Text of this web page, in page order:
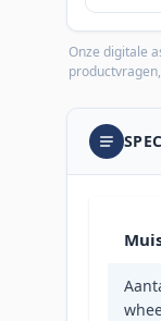
Onze digitale